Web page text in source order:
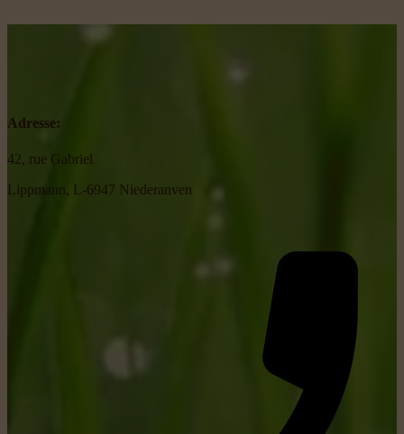
Adresse:
42, rue Gabriel
Lippmann, L-6947 Niederanven